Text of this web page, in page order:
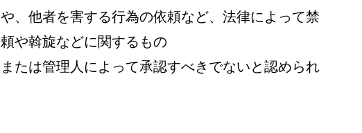
、他者を害する行為の依頼など、法律によって禁
や斡旋などに関するもの
たは管理人によって承認すべきでないと認められ